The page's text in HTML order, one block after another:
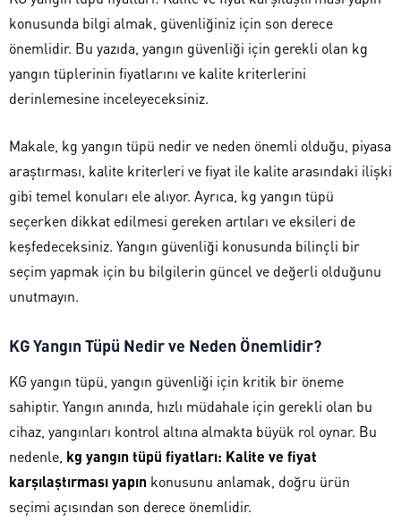
konusunda bilgi almak, güvenliğiniz için son derece
önemlidir. Bu yazıda, yangın güvenliği için gerekli olan kg
yangın tüplerinin fiyatlarını ve kalite kriterlerini
derinlemesine inceleyeceksiniz.
Makale, kg yangın tüpü nedir ve neden önemli olduğu, piyasa
araştırması, kalite kriterleri ve fiyat ile kalite arasındaki ilişki
gibi temel konuları ele alıyor. Ayrıca, kg yangın tüpü
seçerken dikkat edilmesi gereken artıları ve eksileri de
keşfedeceksiniz. Yangın güvenliği konusunda bilinçli bir
seçim yapmak için bu bilgilerin güncel ve değerli olduğunu
unutmayın.
KG Yangın Tüpü Nedir ve Neden Önemlidir?
KG yangın tüpü, yangın güvenliği için kritik bir öneme
sahiptir. Yangın anında, hızlı müdahale için gerekli olan bu
cihaz, yangınları kontrol altına almakta büyük rol oynar. Bu
nedenle, kg yangın tüpü fiyatları: Kalite ve fiyat
karşılaştırması yapın konusunu anlamak, doğru ürün
seçimi açısından son derece önemlidir.